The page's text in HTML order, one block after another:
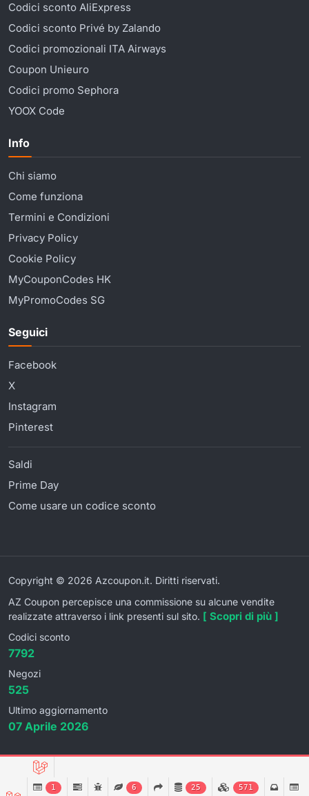
Codici sconto AliExpress
Codici sconto Privé by Zalando
Codici promozionali ITA Airways
Coupon Unieuro
Codici promo Sephora
YOOX Code
Info
Chi siamo
Come funziona
Termini e Condizioni
Privacy Policy
Cookie Policy
MyCouponCodes HK
MyPromoCodes SG
Seguici
Facebook
X
Instagram
Pinterest
Saldi
Prime Day
Come usare un codice sconto
Copyright © 2026 Azcoupon.it. Diritti riservati.
AZ Coupon percepisce una commissione su alcune vendite
realizzate attraverso i link presenti sul sito. [ Scopri di più ]
Codici sconto
7792
Negozi
525
Ultimo aggiornamento
07 Aprile 2026
1 6 25 571